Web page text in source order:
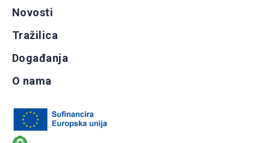
Novosti
Tražilica
Događanja
O nama